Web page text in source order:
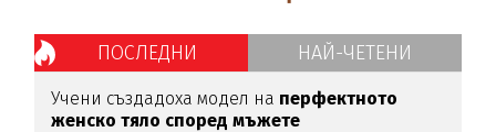
ПОСЛЕДНИ НАЙ-ЧЕТЕНИ
Учени създадоха модел на перфектното
женско тяло според мъжете